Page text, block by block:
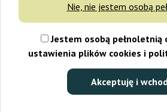
Nie, nie jestem osobą
Jestem osobą pełnoletnią
ustawienia plików cookies i
Akceptuję i
Terapia
takiego?